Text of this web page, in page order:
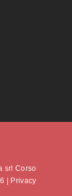
srl Corso
|
Privacy